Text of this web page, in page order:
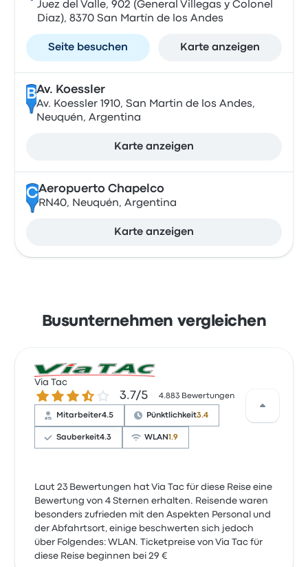
Juez del Valle, 902 (General Villegas y Colonel
Diaz), 8370 San Martín de los Andes
Seite besuchen Karte anzeigen
BAv. Koessler
Av. Koessler 1910, San Martin de los Andes,
Neuquén, Argentina
Karte anzeigen
CAeropuerto Chapelco
RN40, Neuquén, Argentina
Karte anzeigen
Busunternehmen vergleichen
Via Tac
3.7 von 5 Sternen3.7/5 4.883 Bewertungen
Mitarbeiter4.5 Pünktlichkeit3.4
Sauberkeit4.3 WLAN1.9
Laut 23 Bewertungen hat Via Tac für diese Reise eine
Bewertung von 4 Sternen erhalten. Reisende waren
besonders zufrieden mit den Aspekten Personal und
der Abfahrtsort, einige beschwerten sich jedoch
über Folgendes: WLAN. Ticketpreise von Via Tac für
diese Reise beginnen bei 29 €